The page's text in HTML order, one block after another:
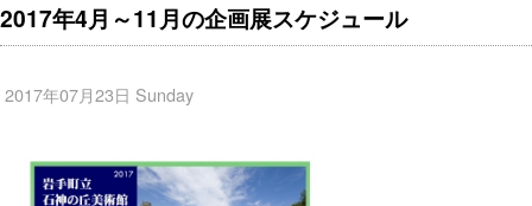
2017年4月～11月の企画展スケジュール
2017年07月23日 Sunday